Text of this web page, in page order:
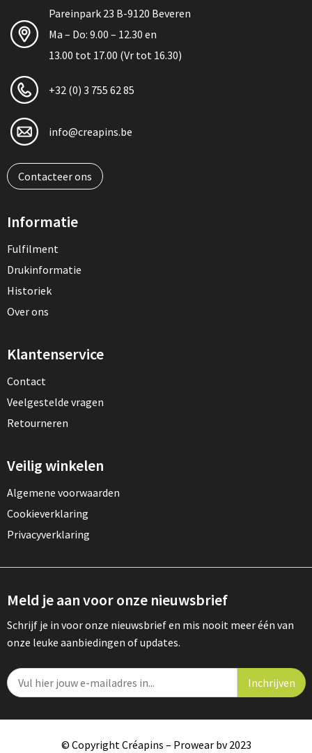
Pareinpark 23 B-9120 Beveren
Ma – Do: 9.00 – 12.30 en
13.00 tot 17.00 (Vr tot 16.30)
+32 (0) 3 755 62 85
info@creapins.be
Contacteer ons
Informatie
Fulfilment
Drukinformatie
Historiek
Over ons
Klantenservice
Contact
Veelgestelde vragen
Retourneren
Veilig winkelen
Algemene voorwaarden
Cookieverklaring
Privacyverklaring
Meld je aan voor onze nieuwsbrief
Schrijf je in voor onze nieuwsbrief en mis nooit meer één van
onze leuke aanbiedingen of updates.
© Copyright Créapins – Prowear bv 2023